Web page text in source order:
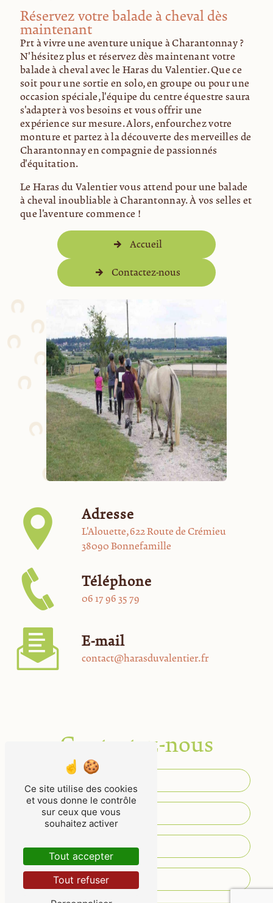
Réservez votre balade à cheval dès
maintenant
Prêt à vivre une aventure unique à Charantonnay ?
N'hésitez plus et réservez dès maintenant votre
balade à cheval avec le Haras du Valentier. Que ce
soit pour une sortie en solo, en groupe ou pour une
occasion spéciale, l'équipe du centre équestre saura
s'adapter à vos besoins et vous offrir une
expérience sur mesure. Alors, enfourchez votre
monture et partez à la découverte des merveilles de
Charantonnay en compagnie de passionnés
d'équitation.
Le Haras du Valentier vous attend pour une balade
à cheval inoubliable à Charantonnay. À vos selles et
que l'aventure commence !
Accueil
Contactez-nous
Adresse
L'Alouette, 622 Route de Crémieu
38090 Bonnefamille
Téléphone
06 17 96 35 79
E-mail
contact@harasduvalentier.fr
Contactez-nous
Ce site utilise des cookies
et vous donne le contrôle
sur ceux que vous
souhaitez activer
Tout accepter
Tout refuser